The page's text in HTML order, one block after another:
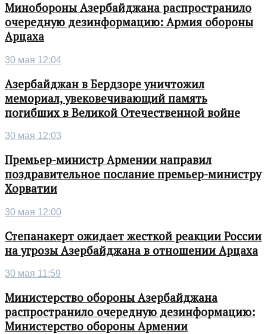
Минобороны Азербайджана распространило
очередную дезинформацию: Армия обороны
Арцаха
30 мая 12:04
Азербайджан в Бердзоре уничтожил
мемориал, увековечивающий память
погибших в Великой Отечественной войне
30 мая 12:03
Премьер-министр Армении направил
поздравительное послание премьер-министру
Хорватии
30 мая 12:00
Степанакерт ожидает жесткой реакции России
на угрозы Азербайджана в отношении Арцаха
30 мая 11:59
Министерство обороны Азербайджана
распространило очередную дезинформацию:
Министерство обороны Армении